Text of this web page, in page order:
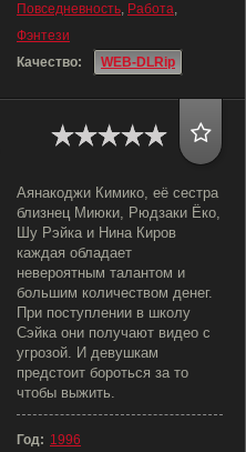
Повседневность, Работа,
Фэнтези
Качество:
WEB-DLRip
Аянакоджи Кимико, её сестра
близнец Миюки, Рюдзаки Ёко,
Шу Рэйка и Нина Киров
каждая обладает
невероятным талантом и
большим количеством денег.
При поступлении в школу
Сэйка они получают видео с
угрозой. И девушкам
предстоит бороться за то
чтобы выжить.
Год: 1996